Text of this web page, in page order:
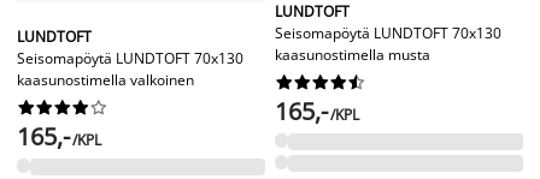
LUNDTOFT
Seisomapöytä LUNDTOFT 70x130
kaasunostimella valkoinen






165,-/KPL
LUNDTOFT
Seisomapöytä LUNDTOFT 70x130
kaasunostimella musta






165,-/KPL